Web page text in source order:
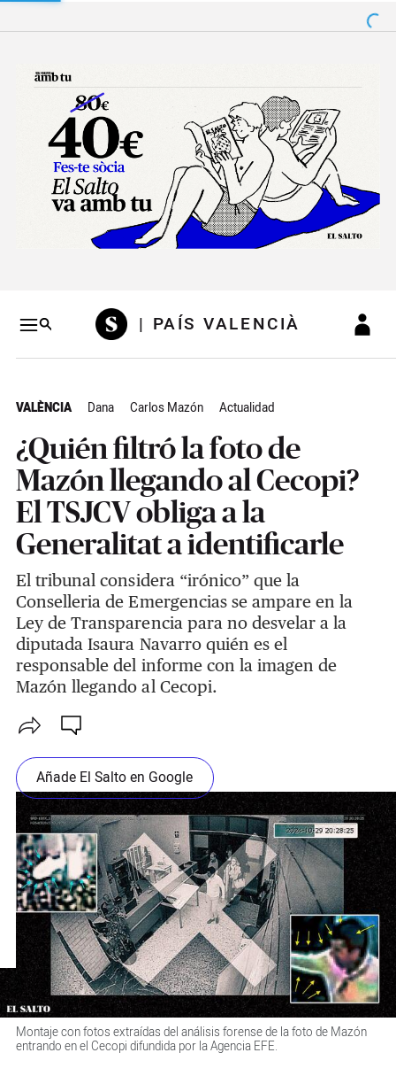
Salto a contenido
| PAÍS VALENCIÀ
VALÈNCIA Dana Carlos Mazón Actualidad
¿Quién filtró la foto de
Mazón llegando al Cecopi?
El TSJCV obliga a la
Generalitat a identificarle
El tribunal considera “irónico” que la
Conselleria de Emergencias se ampare en la
Ley de Transparencia para no desvelar a la
diputada Isaura Navarro quién es el
responsable del informe con la imagen de
Mazón llegando al Cecopi.
Añade El Salto en Google
Montaje con fotos extraídas del análisis forense de la foto de Mazón
entrando en el Cecopi difundida por la Agencia EFE.